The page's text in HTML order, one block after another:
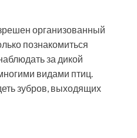
организованный
познакомиться
за дикой
видами птиц.
зубров, выходящих